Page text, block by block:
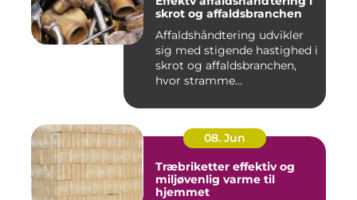
skrot og affaldsbranchen
Affaldshåndtering udvikler
sig med stigende hastighed i
skrot og affaldsbranchen,
hvor stramme...
08. Jun
Træbriketter effektiv og
miljøvenlig varme til
hjemmet